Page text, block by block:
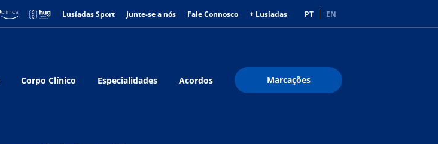
Lusíadas Sport Junte-se a nós Fale Connosco + Lusíadas PT EN
Corpo Clínico Especialidades Acordos Marcações